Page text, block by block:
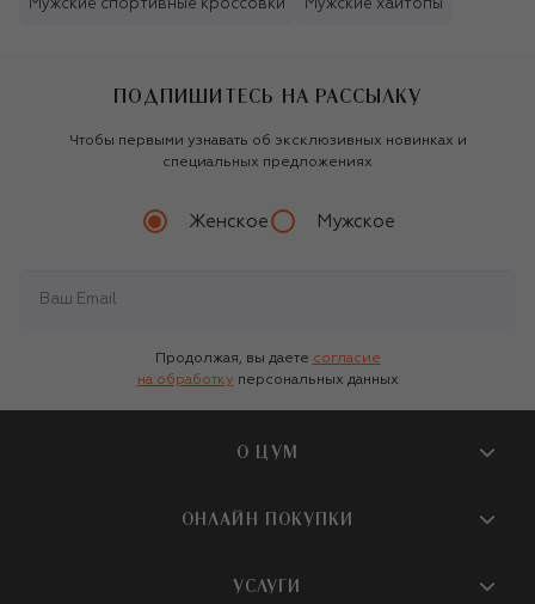
Мужские спортивные кроссовки Мужские хайтопы
ПОДПИШИТЕСЬ НА РАССЫЛКУ
Чтобы первыми узнавать об эксклюзивных новинках и
специальных предложениях
Женское Мужское
Продолжая, вы даете согласие
на обработку персональных данных
О ЦУМ
О магазине
Бутики и ПВЗ ЦУМ
ОНЛАЙН ПОКУПКИ
УСЛУГИ